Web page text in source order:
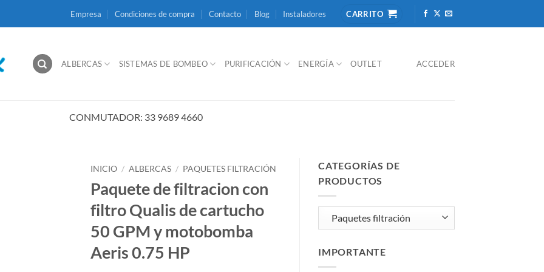
Empresa Condiciones de compra Contacto Blog Instaladores CARRITO
ALBERCAS SISTEMAS DE BOMBEO PURIFICACIÓN ENERGÍA OUTLET ACCEDER
CONMUTADOR: 33 9689 4660
INICIO / ALBERCAS / PAQUETES FILTRACIÓN
Paquete de filtracion con
filtro Qualis de cartucho
50 GPM y motobomba
Aeris 0.75 HP
CATEGORÍAS DE
PRODUCTOS
IMPORTANTE